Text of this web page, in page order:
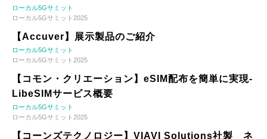
ローカル5Gサミット
ローカル5Gサミット2025
【Accuver】展示製品のご紹介
ローカル5Gサミット
ローカル5Gサミット2025
【コモン・クリエーション】eSIM配布を簡単に実現-
LibeSIMサービス概要
ローカル5Gサミット
ローカル5Gサミット2025
【コーンズテクノロジー】VIAVI Solutions社製 ネ